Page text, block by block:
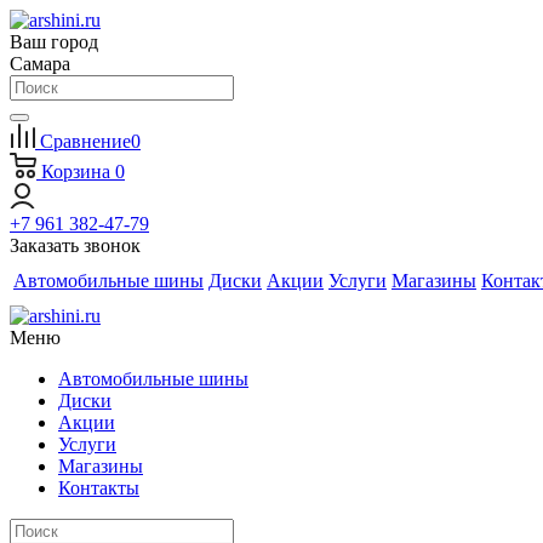
Ваш город
Самара
Сравнение0
Корзина 0
+7 961 382-47-79
Заказать звонок
Автомобильные шины Диски Акции Услуги Магазины
Меню
Автомобильные шины
Диски
Акции
Услуги
Магазины
Контакты